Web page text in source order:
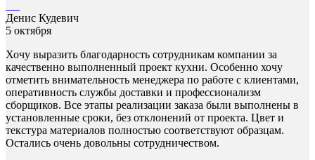
Денис Кудевич
5 октября
Хочу выразить благодарность сотрудникам компании за
качественно выполненный проект кухни. Особенно хочу
отметить внимательность менеджера по работе с клиентами,
оперативность службы доставки и профессионализм
сборщиков. Все этапы реализации заказа были выполнены в
установленные сроки, без отклонений от проекта. Цвет и
текстура материалов полностью соответствуют образцам.
Остались очень довольны сотрудничеством.